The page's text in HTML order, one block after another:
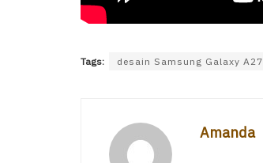
Tags: desain Samsung Galaxy A27
Amanda